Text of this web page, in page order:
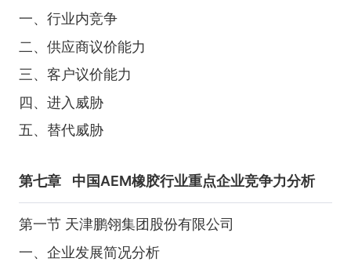
一、行业内竞争
二、供应商议价能力
三、客户议价能力
四、进入威胁
五、替代威胁
第七章 中国AEM橡胶行业重点企业竞争力分析
第一节 天津鹏翎集团股份有限公司
一、企业发展简况分析